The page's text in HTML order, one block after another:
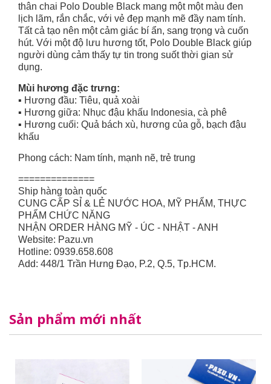
thân chai Polo Double Black mang một một màu đen
lịch lãm, rắn chắc, với vẻ đẹp mạnh mẽ đầy nam tính.
Tất cả tạo nên một cảm giác bí ẩn, sang trọng và cuốn
hút. Với một độ lưu hương tốt, Polo Double Black giúp
người dùng cảm thấy tự tin trong suốt thời gian sử
dụng.
Mùi hương đặc trưng:
▪️ Hương đầu: Tiêu, quả xoài
▪️ Hương giữa: Nhục đậu khấu Indonesia, cà phê
▪️ Hương cuối: Quả bách xù, hương của gỗ, bạch đậu
khấu
Phong cách: Nam tính, mạnh nẽ, trẻ trung
==============
Ship hàng toàn quốc
CUNG CẤP SỈ & LẺ NƯỚC HOA, MỸ PHẨM, THỰC
PHẨM CHỨC NĂNG
NHẬN ORDER HÀNG MỸ - ÚC - NHẬT - ANH
Website: Pazu.vn
Hotline: 0939.658.608
Add: 448/1 Trần Hưng Đạo, P.2, Q.5, Tp.HCM.
Sản phẩm mới nhất